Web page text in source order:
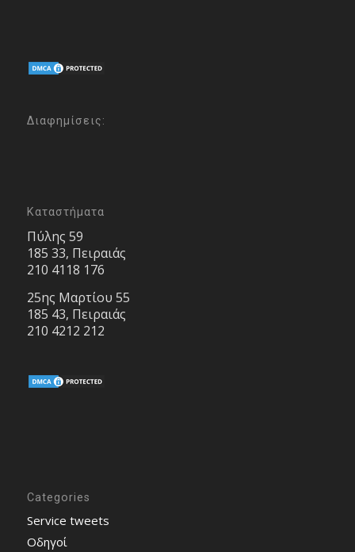
Διαφημίσεις:
Καταστήματα
Πύλης 59
185 33, Πειραιάς
210 4118 176
25ης Μαρτίου 55
185 43, Πειραιάς
210 4212 212
Categories
Service tweets
Οδηγοί